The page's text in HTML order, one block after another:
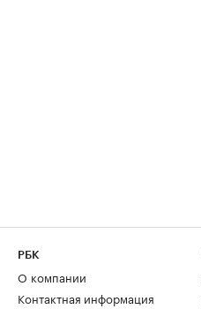
РБК
О компании
Контактная информация